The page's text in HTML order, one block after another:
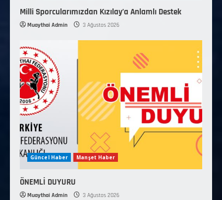
Milli Sporcularımızdan Kızılay’a Anlamlı Destek
Muaythai Admin 3 Ağustos 2026
Güncel Haber Manşet Haber
ÖNEMLİ DUYURU
Muaythai Admin 3 Ağustos 2026